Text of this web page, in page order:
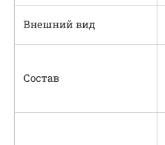
Внешний вид
Состав